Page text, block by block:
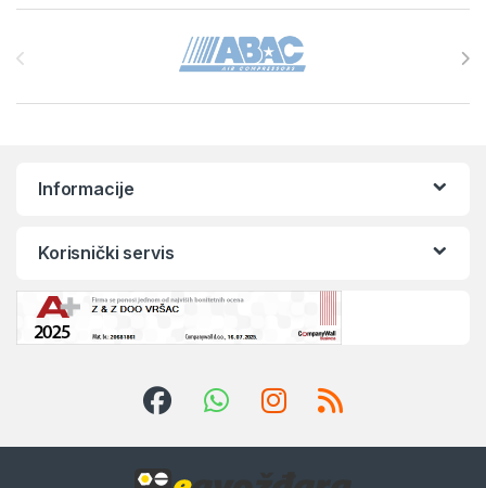
Brands Carousel
Informacije
Korisnički servis